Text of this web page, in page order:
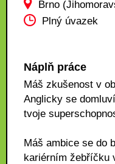
Brno
Plný úvazek
Náplň práce
Máš zkušenost v
Anglicky se
tvoje
Máš ambice se do
kariérním žebříčku